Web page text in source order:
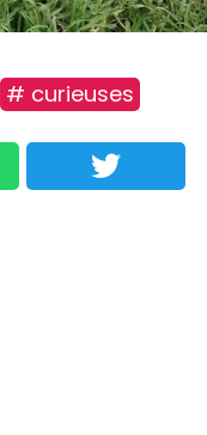
# curieuses